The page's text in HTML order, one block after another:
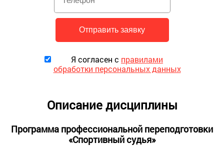
Я согласен с правилами
обработки персональных данных
Описание дисциплины
Программа профессиональной переподготовки
«Спортивный судья»